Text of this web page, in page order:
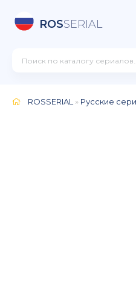
ROSSERIAL
ROSSERIAL » Русские